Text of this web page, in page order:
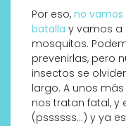
Por eso, no vamos
batalla y vamos a
mosquitos.
prevenirlas, pero
insectos se
largo. A unos
nos tratan fatal, y
(pssssss…) y ya